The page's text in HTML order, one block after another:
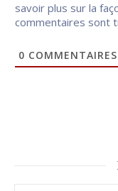
savoir plus sur la
commentaires sont
0 COMMENTAIRES